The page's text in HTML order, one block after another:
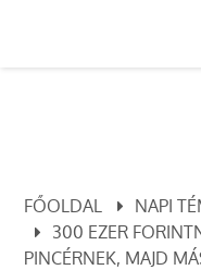
FŐOLDAL
NAPI
300 EZER
PINCÉRNEK, MAJD